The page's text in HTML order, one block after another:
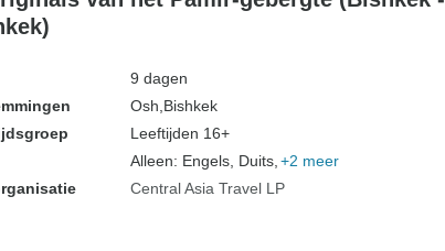
9 dagen
Osh, Bishkek
Leeftijden 16+
Alleen: Engels, Duits, +2 meer
Central Asia Travel LP